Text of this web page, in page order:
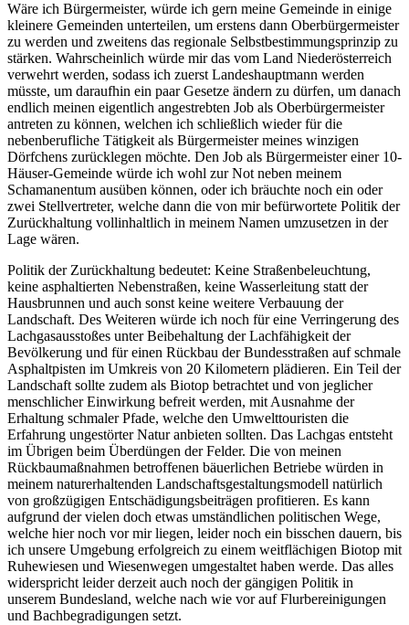
Wäre ich Bürgermeister, würde ich gern meine Gemeinde in einige
kleinere Gemeinden unterteilen, um erstens dann Oberbürgermeister
zu werden und zweitens das regionale Selbstbestimmungsprinzip zu
stärken. Wahrscheinlich würde mir das vom Land Niederösterreich
verwehrt werden, sodass ich zuerst Landeshauptmann werden
müsste, um daraufhin ein paar Gesetze ändern zu dürfen, um danach
endlich meinen eigentlich angestrebten Job als Oberbürgermeister
antreten zu können, welchen ich schließlich wieder für die
nebenberufliche Tätigkeit als Bürgermeister meines winzigen
Dörfchens zurücklegen möchte. Den Job als Bürgermeister einer 10-
Häuser-Gemeinde würde ich wohl zur Not neben meinem
Schamanentum ausüben können, oder ich bräuchte noch ein oder
zwei Stellvertreter, welche dann die von mir befürwortete Politik der
Zurückhaltung vollinhaltlich in meinem Namen umzusetzen in der
Lage wären.
Politik der Zurückhaltung bedeutet: Keine Straßenbeleuchtung,
keine asphaltierten Nebenstraßen, keine Wasserleitung statt der
Hausbrunnen und auch sonst keine weitere Verbauung der
Landschaft. Des Weiteren würde ich noch für eine Verringerung des
Lachgasausstoßes unter Beibehaltung der Lachfähigkeit der
Bevölkerung und für einen Rückbau der Bundesstraßen auf schmale
Asphaltpisten im Umkreis von 20 Kilometern plädieren. Ein Teil der
Landschaft sollte zudem als Biotop betrachtet und von jeglicher
menschlicher Einwirkung befreit werden, mit Ausnahme der
Erhaltung schmaler Pfade, welche den Umwelttouristen die
Erfahrung ungestörter Natur anbieten sollten. Das Lachgas entsteht
im Übrigen beim Überdüngen der Felder. Die von meinen
Rückbaumaßnahmen betroffenen bäuerlichen Betriebe würden in
meinem naturerhaltenden Landschaftsgestaltungsmodell natürlich
von großzügigen Entschädigungsbeiträgen profitieren. Es kann
aufgrund der vielen doch etwas umständlichen politischen Wege,
welche hier noch vor mir liegen, leider noch ein bisschen dauern, bis
ich unsere Umgebung erfolgreich zu einem weitflächigen Biotop mit
Ruhewiesen und Wiesenwegen umgestaltet haben werde. Das alles
widerspricht leider derzeit auch noch der gängigen Politik in
unserem Bundesland, welche nach wie vor auf Flurbereinigungen
und Bachbegradigungen setzt.